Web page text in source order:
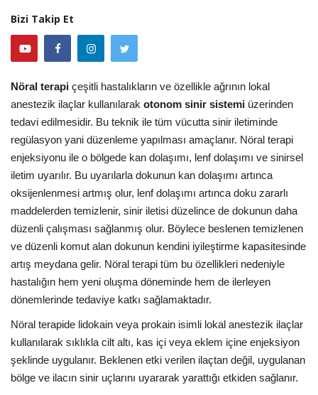
Bizi Takip Et
Nöral terapi çeşitli hastalıkların ve özellikle ağrının lokal
anestezik ilaçlar kullanılarak otonom sinir sistemi üzerinden
tedavi edilmesidir. Bu teknik ile tüm vücutta sinir iletiminde
regülasyon yani düzenleme yapılması amaçlanır. Nöral terapi
enjeksiyonu ile o bölgede kan dolaşımı, lenf dolaşımı ve sinirsel
iletim uyarılır. Bu uyarılarla dokunun kan dolaşımı artınca
oksijenlenmesi artmış olur, lenf dolaşımı artınca doku zararlı
maddelerden temizlenir, sinir iletisi düzelince de dokunun daha
düzenli çalışması sağlanmış olur. Böylece beslenen temizlenen
ve düzenli komut alan dokunun kendini iyileştirme kapasitesinde
artış meydana gelir. Nöral terapi tüm bu özellikleri nedeniyle
hastalığın hem yeni oluşma döneminde hem de ilerleyen
dönemlerinde tedaviye katkı sağlamaktadır.
Nöral terapide lidokain veya prokain isimli lokal anestezik ilaçlar
kullanılarak sıklıkla cilt altı, kas içi veya eklem içine enjeksiyon
şeklinde uygulanır. Beklenen etki verilen ilaçtan değil, uygulanan
bölge ve ilacın sinir uçlarını uyararak yarattığı etkiden sağlanır.